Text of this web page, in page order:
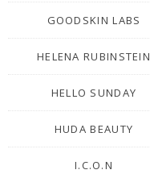
GOODSKIN LABS
HELENA RUBINSTEIN
HELLO SUNDAY
HUDA BEAUTY
I.C.O.N